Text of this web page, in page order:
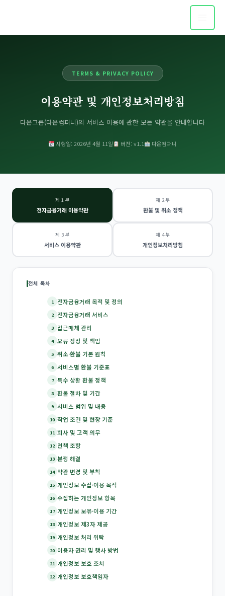
TERMS & PRIVACY POLICY
이용약관 및 개인정보처리방침
다온그룹(다온컴퍼니)의 서비스 이용에 관한 모든 약관을 안내합니다
시행일: 2026년 4월 11일 버전: v1.1 다온컴퍼니
제 1 부
전자금융거래 이용약관
제 2 부
환불 및 취소 정책
제 3 부
서비스 이용약관
제 4 부
개인정보처리방침
전체 목차
1 전자금융거래 목적 및 정의
2 전자금융거래 서비스
3 접근매체 관리
4 오류 정정 및 책임
5 취소·환불 기본 원칙
6 서비스별 환불 기준표
7 특수 상황 환불 정책
8 환불 절차 및 기간
9 서비스 범위 및 내용
10 작업 조건 및 현장 기준
11 회사 및 고객 의무
12 면책 조항
13 분쟁 해결
14 약관 변경 및 부칙
15 개인정보 수집·이용 목적
16 수집하는 개인정보 항목
17 개인정보 보유·이용 기간
18 개인정보 제3자 제공
19 개인정보 처리 위탁
20 이용자 권리 및 행사 방법
21 개인정보 보호 조치
22 개인정보 보호책임자